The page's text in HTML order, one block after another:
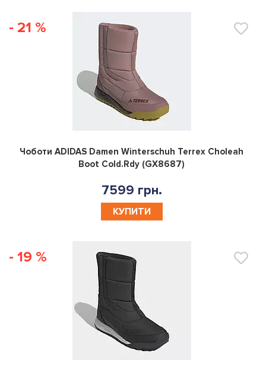
- 21 %
0
Чоботи ADIDAS Damen Winterschuh Terrex Choleah
Boot Cold.Rdy (GX8687)
7599 грн.
КУПИТИ
- 19 %